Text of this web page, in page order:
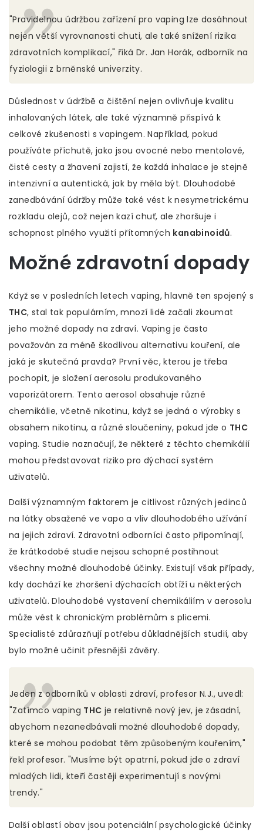
"Pravidelnou údržbou zařízení pro vaping lze dosáhnout
nejen větší vyrovnanosti chuti, ale také snížení rizika
zdravotních komplikací," říká Dr. Jan Horák, odborník na
fyziologii z brněnské univerzity.
Důslednost v údržbě a čištění nejen ovlivňuje kvalitu
inhalovaných látek, ale také významně přispívá k
celkové zkušenosti s vapingem. Například, pokud
používáte příchutě, jako jsou ovocné nebo mentolové,
čisté cesty a žhavení zajistí, že každá inhalace je stejně
intenzivní a autentická, jak by měla být. Dlouhodobé
zanedbávání údržby může také vést k nesymetrickému
rozkladu olejů, což nejen kazí chuť, ale zhoršuje i
schopnost plného využití přítomných kanabinoidů.
Možné zdravotní dopady
Když se v posledních letech vaping, hlavně ten spojený s
THC, stal tak populárním, mnozí lidé začali zkoumat
jeho možné dopady na zdraví. Vaping je často
považován za méně škodlivou alternativu kouření, ale
jaká je skutečná pravda? První věc, kterou je třeba
pochopit, je složení aerosolu produkovaného
vaporizátorem. Tento aerosol obsahuje různé
chemikálie, včetně nikotinu, když se jedná o výrobky s
obsahem nikotinu, a různé sloučeniny, pokud jde o THC
vaping. Studie naznačují, že některé z těchto chemikálií
mohou představovat riziko pro dýchací systém
uživatelů.
Další významným faktorem je citlivost různých jedinců
na látky obsažené ve vapo a vliv dlouhodobého užívání
na jejich zdraví. Zdravotní odborníci často připomínají,
že krátkodobé studie nejsou schopné postihnout
všechny možné dlouhodobé účinky. Existují však případy,
kdy dochází ke zhoršení dýchacích obtíží u některých
uživatelů. Dlouhodobé vystavení chemikáliím v aerosolu
může vést k chronickým problémům s plicemi.
Specialisté zdůrazňují potřebu důkladnějších studií, aby
bylo možné učinit přesnější závěry.
Jeden z odborníků v oblasti zdraví, profesor N.J., uvedl:
"Zatímco vaping THC je relativně nový jev, je zásadní,
abychom nezanedbávali možné dlouhodobé dopady,
které se mohou podobat těm způsobeným kouřením,"
řekl profesor. "Musíme být opatrní, pokud jde o zdraví
mladých lidi, kteří častěji experimentují s novými
trendy."
Další oblastí obav jsou potenciální psychologické účinky